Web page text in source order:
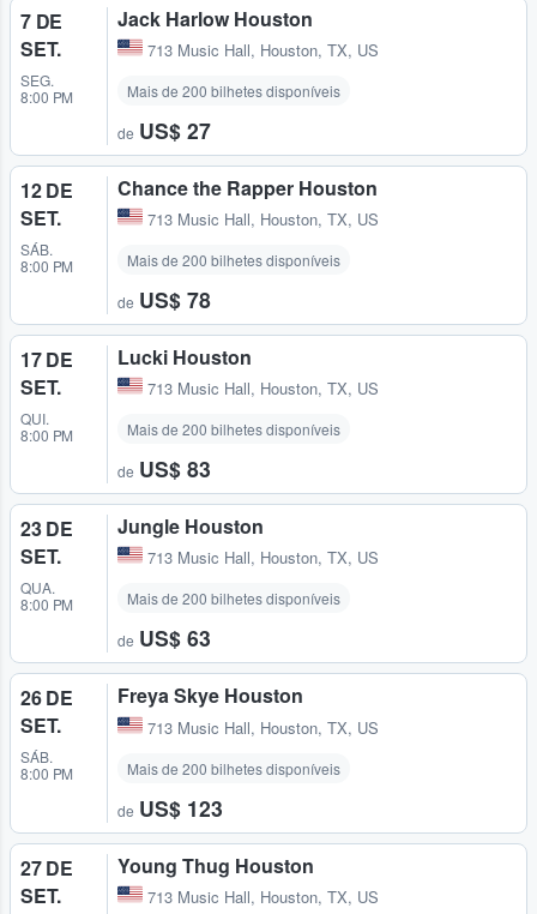
7 DE
SET.
SEG.
8:00 PM
Jack Harlow Houston
713 Music Hall, Houston, TX, US
Mais de 200 bilhetes disponíveis
de US$ 27
12 DE
SET.
SÁB.
8:00 PM
Chance the Rapper Houston
713 Music Hall, Houston, TX, US
Mais de 200 bilhetes disponíveis
de US$ 78
17 DE
SET.
QUI.
8:00 PM
Lucki Houston
713 Music Hall, Houston, TX, US
Mais de 200 bilhetes disponíveis
de US$ 83
23 DE
SET.
QUA.
8:00 PM
Jungle Houston
713 Music Hall, Houston, TX, US
Mais de 200 bilhetes disponíveis
de US$ 63
26 DE
SET.
SÁB.
8:00 PM
Freya Skye Houston
713 Music Hall, Houston, TX, US
Mais de 200 bilhetes disponíveis
de US$ 123
27 DE
SET.
Young Thug Houston
713 Music Hall, Houston, TX, US